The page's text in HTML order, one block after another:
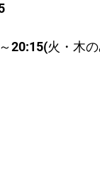
20:15(火・木